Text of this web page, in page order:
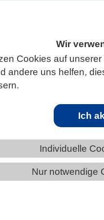
Wir
Cookies auf
andere uns helfen,
Ich
Individuelle
Nur notwendige
& Biomedizin
des Young VBIO -
des
2023 in